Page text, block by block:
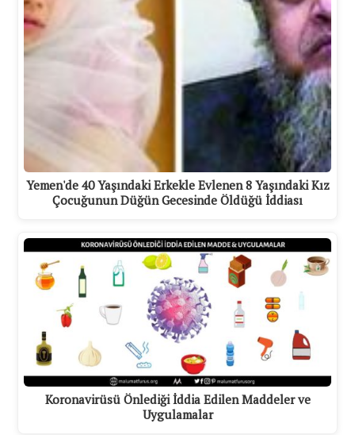
Yemen'de 40 Yaşındaki Erkekle Evlenen 8 Yaşındaki Kız
Çocuğunun Düğün Gecesinde Öldüğü İddiası
Koronavirüsü Önlediği İddia Edilen Maddeler ve
Uygulamalar